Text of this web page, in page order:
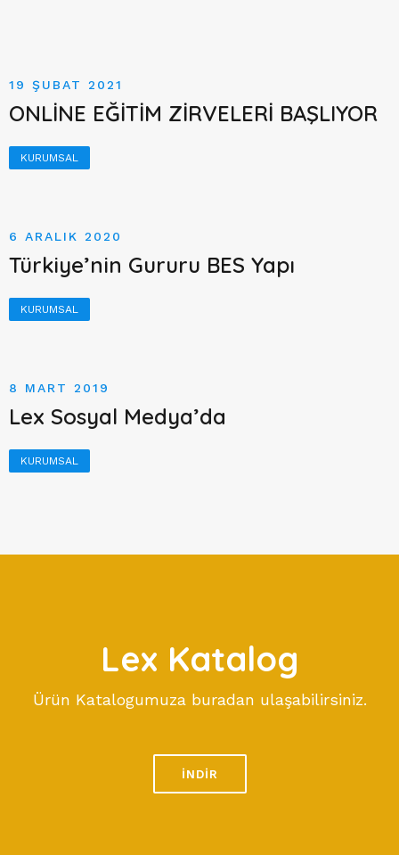
19 ŞUBAT 2021
ONLİNE EĞİTİM ZİRVELERİ BAŞLIYOR
KURUMSAL
6 ARALIK 2020
Türkiye’nin Gururu BES Yapı
KURUMSAL
8 MART 2019
Lex Sosyal Medya’da
KURUMSAL
Lex Katalog
Ürün Katalogumuza buradan ulaşabilirsiniz.
İNDİR